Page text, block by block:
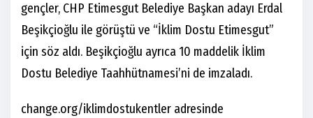
gençler, CHP Etimesgut Belediye Başkan adayı Erdal
Beşikçioğlu ile görüştü ve “İklim Dostu Etimesgut”
için söz aldı. Beşikçioğlu ayrıca 10 maddelik İklim
Dostu Belediye Taahhütnamesi’ni de imzaladı.
change.org/iklimdostukentler adresinde